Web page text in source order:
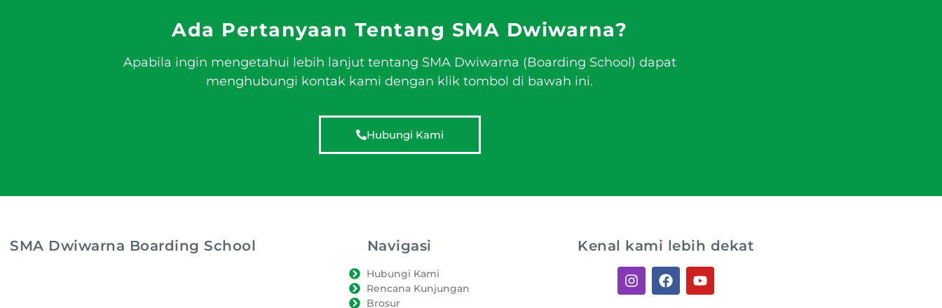
Ada Pertanyaan Tentang SMA Dwiwarna?
Apabila ingin mengetahui lebih lanjut tentang SMA Dwiwarna (Boarding School) dapat
menghubungi kontak kami dengan klik tombol di bawah ini.
Hubungi Kami
SMA Dwiwarna Boarding School Navigasi
Hubungi Kami
Rencana Kunjungan
Brosur
Kenal kami lebih dekat